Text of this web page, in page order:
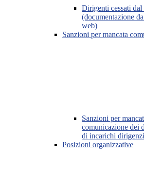
Dirigenti cessati
(documentazione
web)
Sanzioni per mancata
Sanzioni per
comunicazione dei
di incarichi
Posizioni organizzative